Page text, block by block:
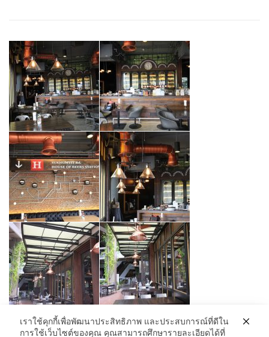
เราใช้คุกกี้เพื่อพัฒนาประสิทธิภาพ และประสบการณ์ที่ดีใน
การใช้เว็บไซต์ของคุณ คุณสามารถศึกษารายละเอียดได้ที่